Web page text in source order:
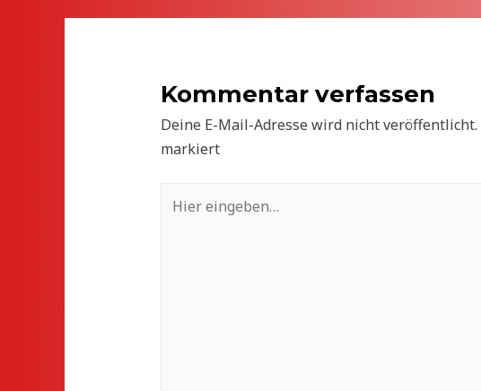
Kommentar verfassen
Deine E-Mail-Adresse wird nicht veröffentlicht.
markiert
eingeben…